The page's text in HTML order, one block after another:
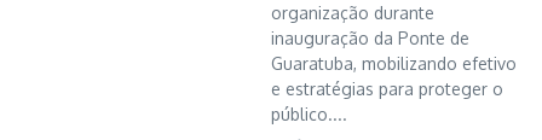
organização durante
inauguração da Ponte de
Guaratuba, mobilizando efetivo
e estratégias para proteger o
público....